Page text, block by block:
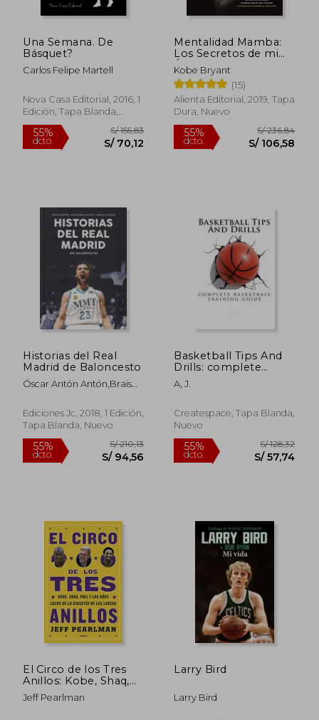
S/ 111,00
55%
dcto. S/
Una Semana. De
Básquet?
Carlos Felipe Martell
Nova Casa Editorial, 2016, 1
Edición, Tapa Blanda,
Nuevo
55%
dcto. S/ 70,12
Mentalidad Mamba:
Los Secretos de mi
Éxito
Kobe Bryant
(15)
Alienta Editorial, 2019, Tapa
Dura, Nuevo
dcto. S/
Historias del Real
Madrid de Baloncesto
Óscar Antón Antón,Brais
García Berrio
Ediciones Jc, 2018, 1 Edición,
Tapa Blanda, Nuevo
Basketball Tips And
Drills: complete
basketball training
guide (en Inglés)
A, J.
Createspace, Tapa Blanda,
Nuevo
El Circo de los Tres
Anillos: Kobe, Shaq,
Phil y los Años Locos
de la Dinastía de los
Jeff Pearlman
Larry Bird
Larry Bird